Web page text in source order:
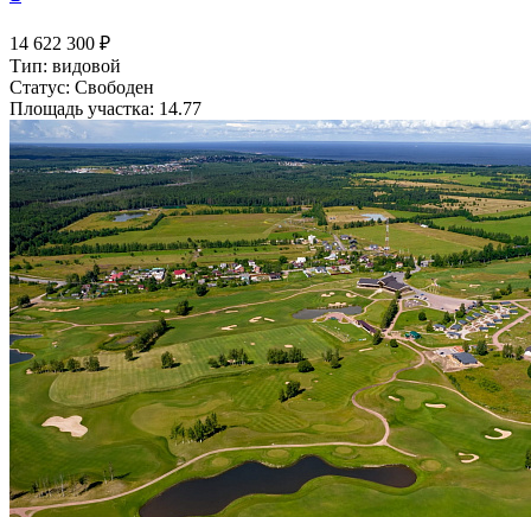
14 622 300 ₽
Тип: видовой
Статус: Свободен
Площадь участка: 14.77